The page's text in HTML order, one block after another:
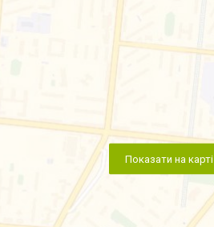
Показати на карті